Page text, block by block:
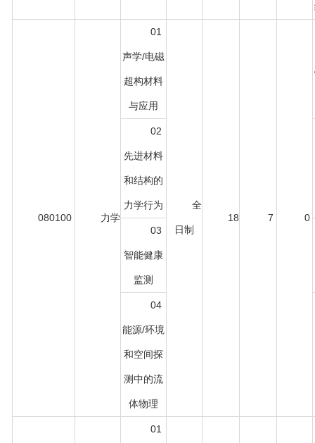
080100 力学
01
声学/电磁
超构材料
与应用
全
日制
18 7 0
02
先进材料
和结构的
力学行为
03
智能健康
监测
04
能源/环境
和空间探
测中的流
体物理
01